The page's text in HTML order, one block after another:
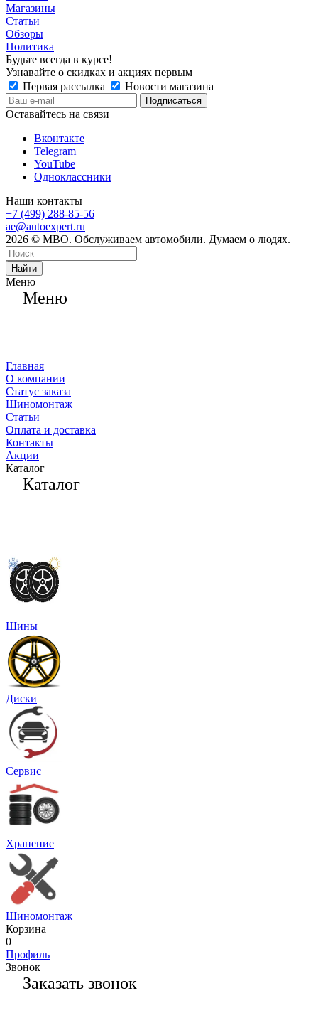
Магазины
Статьи
Обзоры
Политика
Будьте всегда в курсе!
Узнавайте о скидках и акциях первым
Первая рассылка
Новости магазина
Оставайтесь на связи
Вконтакте
Telegram
YouTube
Одноклассники
Наши контакты
+7 (499) 288-85-56
ae@autoexpert.ru
2026 © МВО. Обслуживаем автомобили. Думаем о людях.
Найти
Меню
Меню
Главная
О компании
Статус заказа
Шиномонтаж
Статьи
Оплата и доставка
Контакты
Акции
Каталог
Каталог
Шины
Диски
Сервис
Хранение
Шиномонтаж
Корзина
0
Профиль
Звонок
Заказать звонок